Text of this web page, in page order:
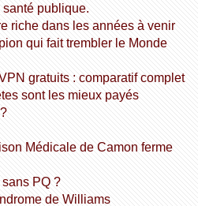
publique.
riche dans les années à venir
gratuits : comparatif complet
sont les mieux payés
sans PQ ?
de Williams